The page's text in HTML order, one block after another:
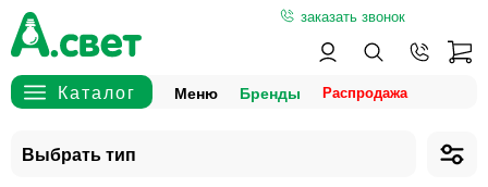
заказать звонок
Меню Бренды